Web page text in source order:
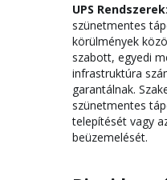
UPS Rendszerek
szünetmentes
körülmények
szabott, egyedi
infrastruktúra
garantálnak.
szünetmentes
telepítését vagy
beüzemelését.